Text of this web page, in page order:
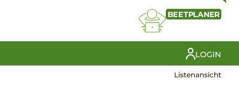
BEETPLANER
LOGIN
Listenansicht